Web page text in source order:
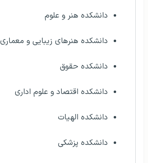
دانشکده هنر و علوم
دانشکده هنرهای زیبایی و معماری
دانشکده حقوق
دانشکده اقتصاد و علوم اداری
دانشکده الهیات
دانشکده پزشکی